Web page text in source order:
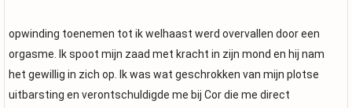
opwinding toenemen tot ik welhaast werd overvallen door een
orgasme. Ik spoot mijn zaad met kracht in zijn mond en hij nam
het gewillig in zich op. Ik was wat geschrokken van mijn plotse
uitbarsting en verontschuldigde me bij Cor die me direct